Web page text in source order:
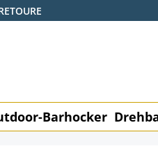
Barhocker